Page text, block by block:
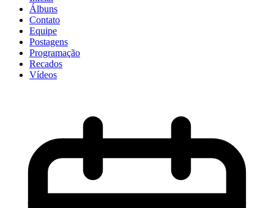
Álbuns
Contato
Equipe
Postagens
Programação
Recados
Vídeos